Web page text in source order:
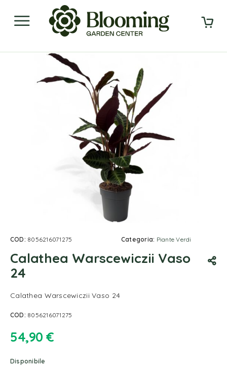
COD: 8056216071275 Categoria: Piante Verdi
Calathea Warscewiczii Vaso
24
Calathea Warscewiczii Vaso 24
COD: 8056216071275
54,90 €
Disponibile